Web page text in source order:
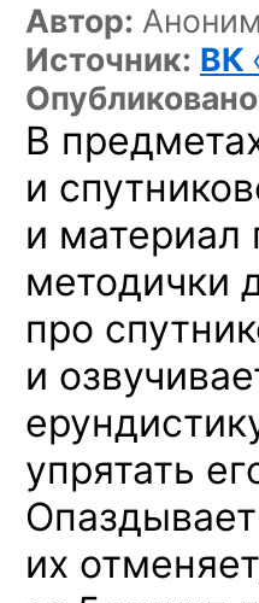
Автор:
Источник: ВК
В
и
и материал
методички
про
и
упрятать
их